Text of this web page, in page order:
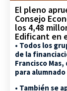
El pleno
Consejo
los 4,48
Edificant en
• Todos los
de la
Francisco
para alumnado
• También se